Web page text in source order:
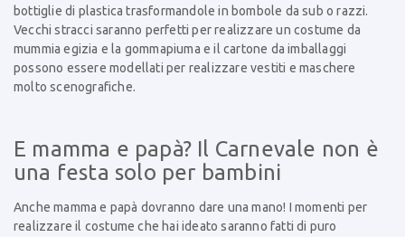
bottiglie di plastica trasformandole in bombole da sub o razzi.
Vecchi stracci saranno perfetti per realizzare un costume da
mummia egizia e la gommapiuma e il cartone da imballaggi
possono essere modellati per realizzare vestiti e maschere
molto scenografiche.
E mamma e papà? Il Carnevale non è
una festa solo per bambini
Anche mamma e papà dovranno dare una mano! I momenti per
realizzare il costume che hai ideato saranno fatti di puro